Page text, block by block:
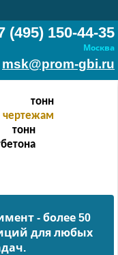
(495) 150-44-35
Москва
msk@prom-gbi.ru
тонн
чертежам
тонн
- более 50
для любых